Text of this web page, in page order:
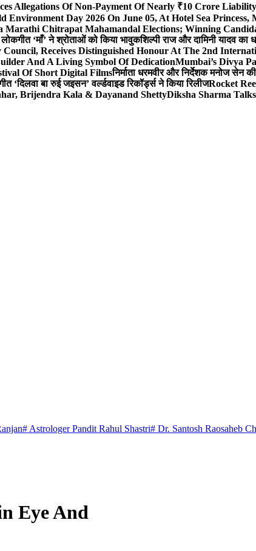
Allegations Of Non-Payment Of Nearly ₹10 Crore
Environment Day 2026 On June 05, At Hotel Sea Princess,
Chitrapat Mahamandal Elections; Winning
‘माँ’ ने श्रोताओं को किया भावुकशिल्पी राज और दामिनी यादव का
Receives Distinguished Honour At The 2nd
And A Living Symbol Of DedicationMumbai’s Divya
Of Short Digital Filmsनिर्माता धरमवीर और निर्देशक मनोज सेन
‘दिलवा बा रुई जइसन’ वर्ल्डवाइड रिकॉर्ड्स ने किया रिलीजRocket
Brijendra Kala & Dayanand ShettyDiksha Sharma
# Astrologer Pandit Rahul Shastri# Dr. Santosh Raosaheb
Eye And